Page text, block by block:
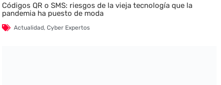
Códigos QR o SMS: riesgos de la vieja tecnología que la
pandemia ha puesto de moda
Actualidad,Cyber Expertos